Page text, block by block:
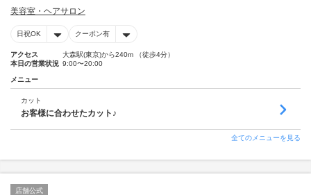
美容室・ヘアサロン
日祝OK クーポン有
アクセス
大森駅(東京)から240m （徒歩4分）
本日の営業状況 9:00〜20:00
メニュー
カット
お客様に合わせたカット♪
全てのメニューを見る
店舗公式